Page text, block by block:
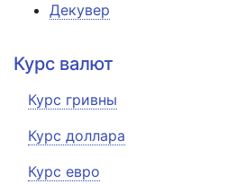
Декувер
Курс валют
Курс гривны
Курс доллара
Курс евро